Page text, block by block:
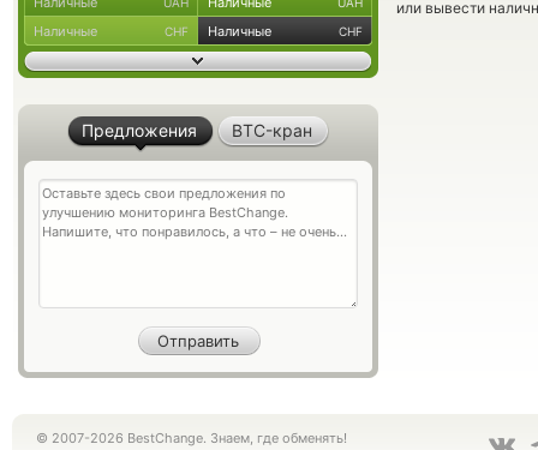
или вывести
Наличные CHF Наличные CHF
Предложения BTC-кран
© 2007-2026 BestChange. Знаем, где обменять!